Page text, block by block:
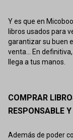
Y es que en
libros usados para
garantizar su buen
venta... En
llega a tus manos.
COMPRAR
RESPONSABLE
Además de poder